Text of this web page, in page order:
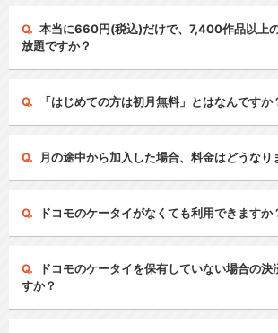
本当に660円(税込)だけで、7,400作品以上
放題ですか？
「はじめての方は初月無料」とはなんですか
月の途中から加入した場合、料金はどうなり
ドコモのケータイがなくても利用できますか
ドコモのケータイを保有していない場合の決
すか？